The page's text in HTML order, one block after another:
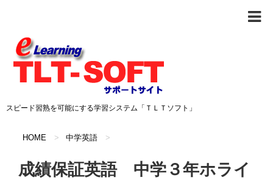
スピード習熟を可能にする学習システム「ＴＬＴソフト」
HOME > 中学英語 >
成績保証英語 中学３年ホライ